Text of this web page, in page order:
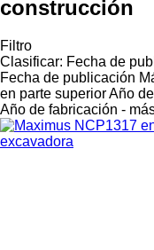
construcción
Filtro
Clasificar: Fecha de
Fecha de publicación
en parte superiorAño
Año de fabricación -